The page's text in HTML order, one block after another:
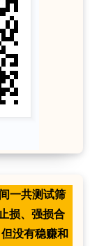
一共测试筛
损、强损合
没有稳赚和